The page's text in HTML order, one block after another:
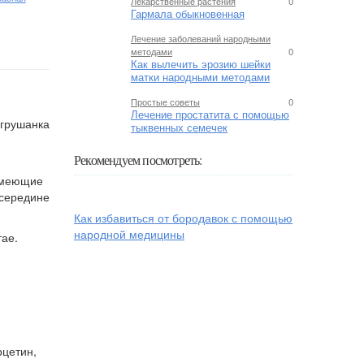
Гармала обыкновенная
Лечение заболеваний народными
методами
0
Как вылечить эрозию шейки
матки народными методами
Простые советы 0
Лечение простатита с помощью
тыквенных семечек
Рекомендуем посмотреть:
Как избавиться от бородавок с помощью
народной медицины